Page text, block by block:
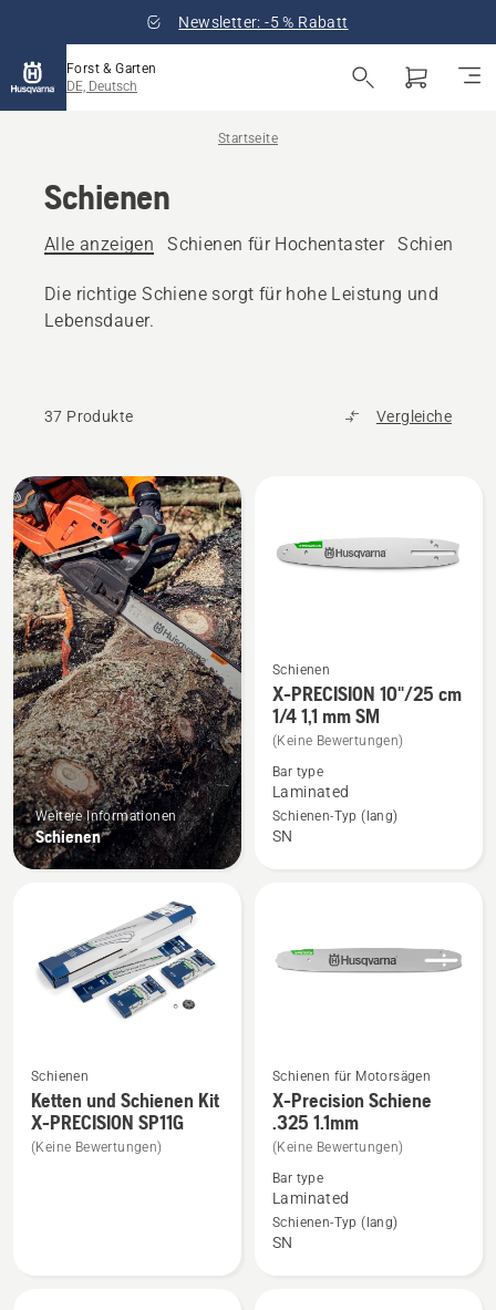
Newsletter: -5 % Rabatt
Forst & Garten
DE, Deutsch
Startseite
Schienen
Alle anzeigen Schienen für Hochentaster Schienen
Die richtige Schiene sorgt für hohe Leistung und
Lebensdauer.
37 Produkte Vergleiche
Alle
Produkte
Weitere Informationen
Schienen
Mehr
Details
zu
PRECISION
10"/25
cm
SM
anzeigen
Schienen
X-PRECISION 10"/25 cm
1/4 1,1 mm SM
(Keine Bewertungen)
Bar type
Laminated
Schienen-Typ (lang)
SN
Mehr
Details
zu
Schienen
Ketten und Schienen Kit
X-PRECISION SP11G
(Keine Bewertungen)
Mehr
Details
zu
Precision
Schiene
.325
Schienen für Motorsägen
X-Precision Schiene
.325 1.1mm
(Keine Bewertungen)
Bar type
Laminated
Schienen-Typ (lang)
SN